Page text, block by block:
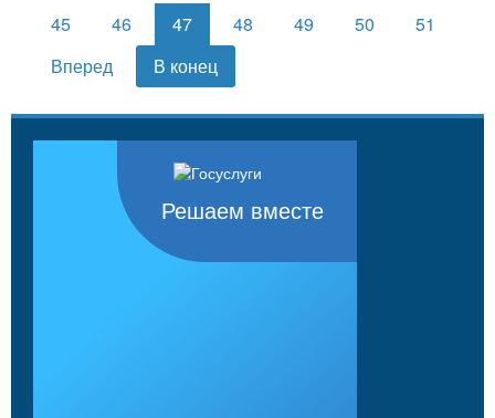
45
46 47 48 49 50
51
Вперед
В конец
Решаем вместе